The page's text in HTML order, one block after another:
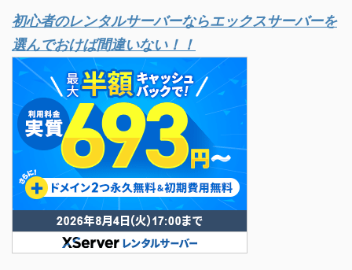
初心者のレンタルサーバーならエックスサーバーを
選んでおけば間違いない！！